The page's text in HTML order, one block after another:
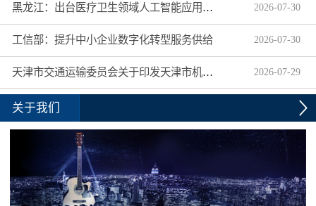
黑龙江：出台医疗卫生领域人工智能应用工作实施方案 2026-07-30
工信部：提升中小企业数字化转型服务供给 2026-07-30
天津市交通运输委员会关于印发天津市机动车驾驶员培训机构及教练员综合信用评价管理办法的通知 2026-07-29
关于我们